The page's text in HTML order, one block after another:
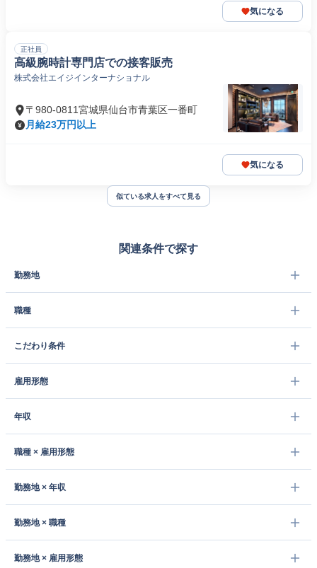
気になる
正社員
高級腕時計専門店での接客販売
株式会社エイジインターナショナル
〒980-0811宮城県仙台市青葉区一番町
月給23万円以上
気になる
似ている求人をすべて見る
関連条件で探す
勤務地
職種
こだわり条件
雇用形態
年収
職種 × 雇用形態
勤務地 × 年収
勤務地 × 職種
勤務地 × 雇用形態